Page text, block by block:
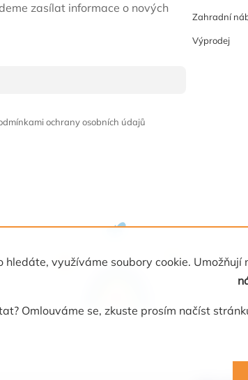
hledáte, využíváme soubory cookie.
Omlouváme se, zkuste prosím načíst
zasílat informace o nových
ochrany osobních údajů
Zahradní
Výprodej